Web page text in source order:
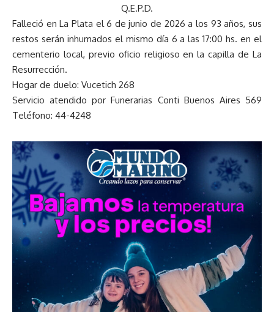
Q.E.P.D.
Falleció en La Plata el 6 de junio de 2026 a los 93 años, sus
restos serán inhumados el mismo día 6 a las 17:00 hs. en el
cementerio local, previo oficio religioso en la capilla de La
Resurrección.
Hogar de duelo: Vucetich 268
Servicio atendido por Funerarias Conti Buenos Aires 569
Teléfono: 44-4248